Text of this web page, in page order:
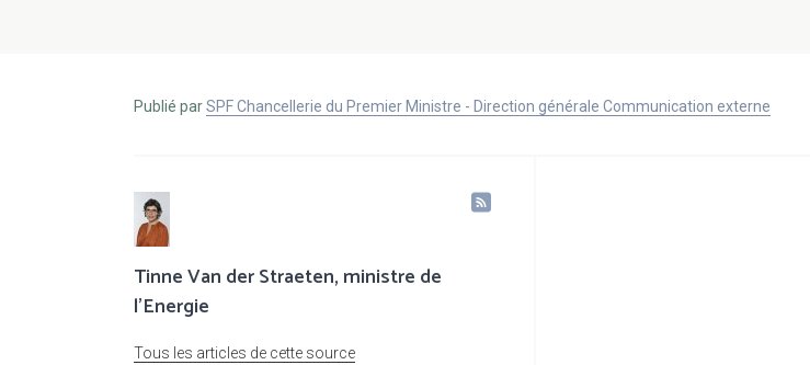
Publié parSPF Chancellerie du Premier Ministre - Direction générale Communication externe
Tinne Van der Straeten, ministre de
l'Energie
Tous les articles de cette source